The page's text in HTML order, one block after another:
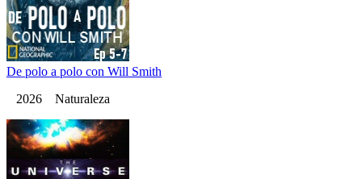
De polo a polo con Will Smith
2026 Naturaleza